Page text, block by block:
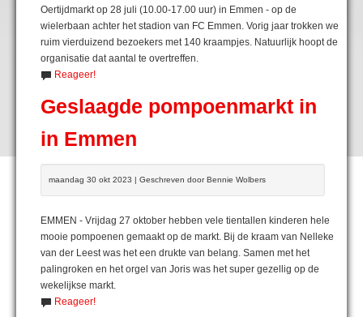
Oertijdmarkt op 28 juli (10.00-17.00 uur) in Emmen - op de
wielerbaan achter het stadion van FC Emmen. Vorig jaar trokken we
ruim vierduizend bezoekers met 140 kraampjes. Natuurlijk hoopt de
organisatie dat aantal te overtreffen.
Reageer!
Geslaagde pompoenmarkt in
in Emmen
maandag 30 okt 2023 | Geschreven door Bennie Wolbers
EMMEN - Vrijdag 27 oktober hebben vele tientallen kinderen hele
mooie pompoenen gemaakt op de markt. Bij de kraam van Nelleke
van der Leest was het een drukte van belang. Samen met het
palingroken en het orgel van Joris was het super gezellig op de
wekelijkse markt.
Reageer!